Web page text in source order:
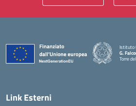
Istituto
G.
Torre
Link Esterni